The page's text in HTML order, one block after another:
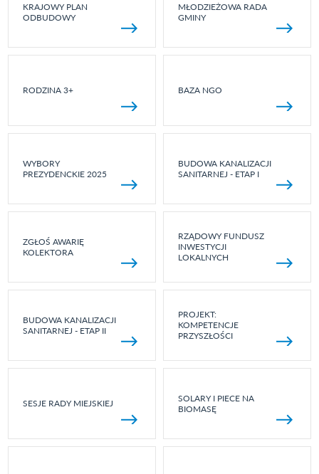
KRAJOWY PLAN
ODBUDOWY
MŁODZIEŻOWA RADA
GMINY
RODZINA 3+ BAZA NGO
WYBORY
PREZYDENCKIE 2025
BUDOWA KANALIZACJI
SANITARNEJ - ETAP I
ZGŁOŚ AWARIĘ
KOLEKTORA
RZĄDOWY FUNDUSZ
INWESTYCJI
LOKALNYCH
BUDOWA KANALIZACJI
SANITARNEJ - ETAP II
PROJEKT:
KOMPETENCJE
PRZYSZŁOŚCI
SESJE RADY MIEJSKIEJ
SOLARY I PIECE NA
BIOMASĘ